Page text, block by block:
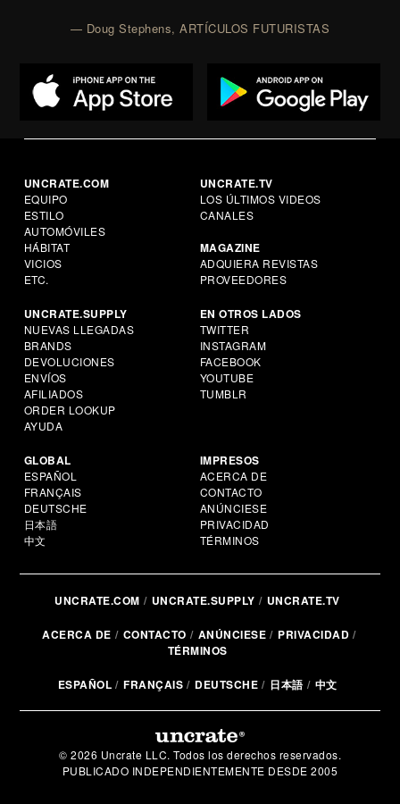
— Doug Stephens, ARTÍCULOS FUTURISTAS
UNCRATE.COM
EQUIPO
ESTILO
AUTOMÓVILES
HÁBITAT
VICIOS
ETC.
UNCRATE.TV
LOS ÚLTIMOS VIDEOS
CANALES
MAGAZINE
ADQUIERA REVISTAS
PROVEEDORES
UNCRATE.SUPPLY
NUEVAS LLEGADAS
BRANDS
DEVOLUCIONES
ENVÍOS
AFILIADOS
ORDER LOOKUP
AYUDA
EN OTROS LADOS
TWITTER
INSTAGRAM
FACEBOOK
YOUTUBE
TUMBLR
GLOBAL
ESPAÑOL
FRANÇAIS
DEUTSCHE
日本語
中文
IMPRESOS
ACERCA DE
CONTACTO
ANÚNCIESE
PRIVACIDAD
TÉRMINOS
UNCRATE.COM UNCRATE.SUPPLY UNCRATE.TV
ACERCA DE CONTACTO ANÚNCIESE
PRIVACIDAD
TÉRMINOS
ESPAÑOL FRANÇAIS DEUTSCHE 日本語 中文
© 2026 Uncrate LLC. Todos los derechos reservados.
PUBLICADO INDEPENDIENTEMENTE DESDE 2005